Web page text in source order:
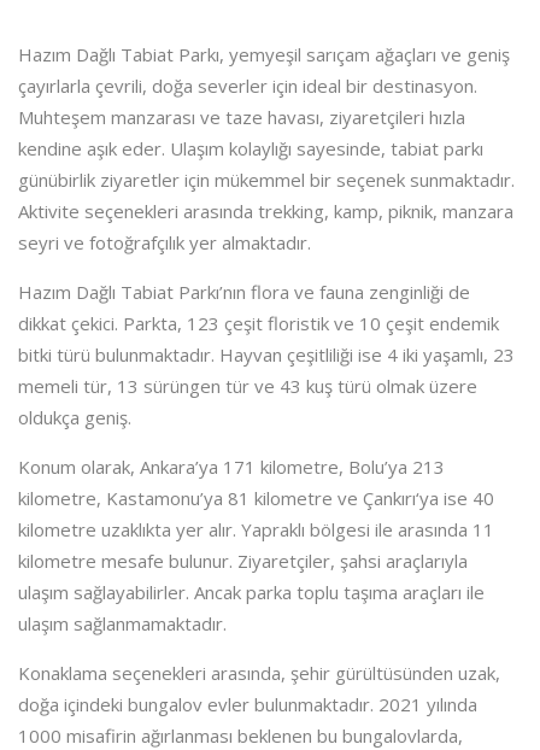
Hazım Dağlı Tabiat Parkı, yemyeşil sarıçam ağaçları ve geniş
çayırlarla çevrili, doğa severler için ideal bir destinasyon.
Muhteşem manzarası ve taze havası, ziyaretçileri hızla
kendine aşık eder. Ulaşım kolaylığı sayesinde, tabiat parkı
günübirlik ziyaretler için mükemmel bir seçenek sunmaktadır.
Aktivite seçenekleri arasında trekking, kamp, piknik, manzara
seyri ve fotoğrafçılık yer almaktadır.
Hazım Dağlı Tabiat Parkı’nın flora ve fauna zenginliği de
dikkat çekici. Parkta, 123 çeşit floristik ve 10 çeşit endemik
bitki türü bulunmaktadır. Hayvan çeşitliliği ise 4 iki yaşamlı, 23
memeli tür, 13 sürüngen tür ve 43 kuş türü olmak üzere
oldukça geniş.
Konum olarak, Ankara’ya 171 kilometre, Bolu’ya 213
kilometre, Kastamonu’ya 81 kilometre ve Çankırı‘ya ise 40
kilometre uzaklıkta yer alır. Yapraklı bölgesi ile arasında 11
kilometre mesafe bulunur. Ziyaretçiler, şahsi araçlarıyla
ulaşım sağlayabilirler. Ancak parka toplu taşıma araçları ile
ulaşım sağlanmamaktadır.
Konaklama seçenekleri arasında, şehir gürültüsünden uzak,
doğa içindeki bungalov evler bulunmaktadır. 2021 yılında
1000 misafirin ağırlanması beklenen bu bungalovlarda,